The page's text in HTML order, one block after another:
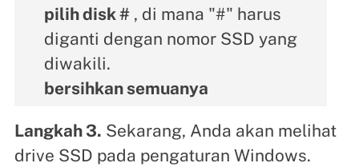
pilih disk # , di mana "#" harus
diganti dengan nomor SSD yang
diwakili.
bersihkan semuanya
Langkah 3. Sekarang, Anda akan melihat
drive SSD pada pengaturan Windows.